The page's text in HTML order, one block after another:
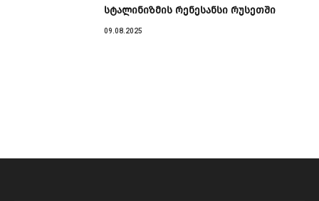
სტალინიზმის რენესანსი რუსეთში
09.08.2025